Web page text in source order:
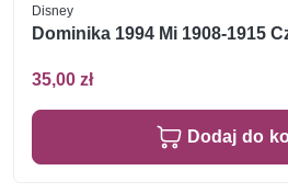
Disney
Dominika 1994 Mi 1908-1915
35,00 zł
Dodaj do